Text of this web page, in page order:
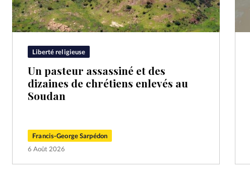
Liberté religieuse
Un pasteur assassiné et des
dizaines de chrétiens enlevés au
Soudan
Francis-George Sarpédon
6 Août 2026